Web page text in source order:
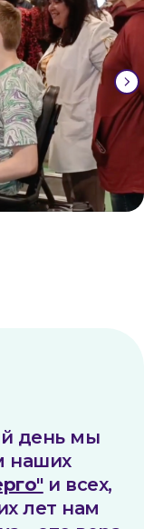
день мы
наших
и всех,
лет нам